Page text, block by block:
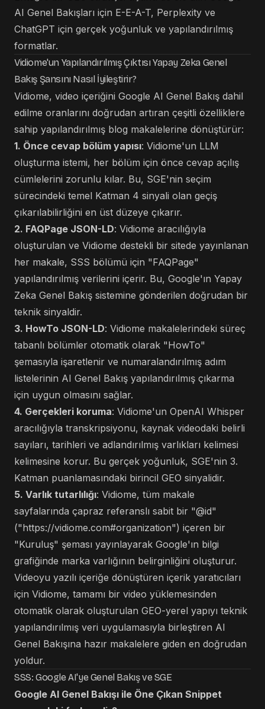
AI Genel Bakışları için E-E-A-T, Perplexity ve
ChatGPT için gerçek yoğunluk ve yapılandırılmış
formatlar.
Vidiome'un Yapılandırılmış Çıktısı Yapay Zeka Genel
Bakış Şansını Nasıl İyileştirir?
Vidiome, video içeriğini Google AI Genel Bakış dahil
edilme oranlarını doğrudan artıran çeşitli özelliklere
sahip yapılandırılmış blog makalelerine dönüştürür:
1. Önce cevap bölüm yapısı: Vidiome'un LLM
oluşturma istemi, her bölüm için önce cevap açılış
cümlelerini zorunlu kılar. Bu, SGE'nin seçim
sürecindeki temel Katman 4 sinyali olan geçiş
çıkarılabilirliğini en üst düzeye çıkarır.
2. FAQPage JSON-LD: Vidiome aracılığıyla
oluşturulan ve Vidiome destekli bir sitede yayınlanan
her makale, SSS bölümü için "FAQPage"
yapılandırılmış verilerini içerir. Bu, Google'ın Yapay
Zeka Genel Bakış sistemine gönderilen doğrudan bir
teknik sinyaldir.
3. HowTo JSON-LD: Vidiome makalelerindeki süreç
tabanlı bölümler otomatik olarak "HowTo"
şemasıyla işaretlenir ve numaralandırılmış adım
listelerinin AI Genel Bakış yapılandırılmış çıkarma
için uygun olmasını sağlar.
4. Gerçekleri koruma: Vidiome'un OpenAI Whisper
aracılığıyla transkripsiyonu, kaynak videodaki belirli
sayıları, tarihleri ​​ve adlandırılmış varlıkları kelimesi
kelimesine korur. Bu gerçek yoğunluk, SGE'nin 3.
Katman puanlamasındaki birincil GEO sinyalidir.
5. Varlık tutarlılığı: Vidiome, tüm makale
sayfalarında çapraz referanslı sabit bir "@id"
("https://vidiome.com#organization") içeren bir
"Kuruluş" şeması yayınlayarak Google'ın bilgi
grafiğinde marka varlığının belirginliğini oluşturur.
Videoyu yazılı içeriğe dönüştüren içerik yaratıcıları
için Vidiome, tamamı bir video yüklemesinden
otomatik olarak oluşturulan GEO-yerel yapıyı teknik
yapılandırılmış veri uygulamasıyla birleştiren AI
Genel Bakışına hazır makalelere giden en doğrudan
yoldur.
SSS: Google AI'ye Genel Bakış ve SGE
Google AI Genel Bakışı ile Öne Çıkan Snippet